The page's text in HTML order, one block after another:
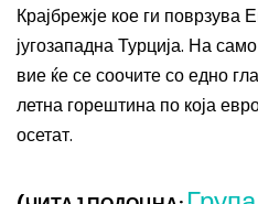
Крајбрежје кое ги поврзува
југозападна Турција. На
вие ќе се соочите со едно
летна горештина по која
осетат.